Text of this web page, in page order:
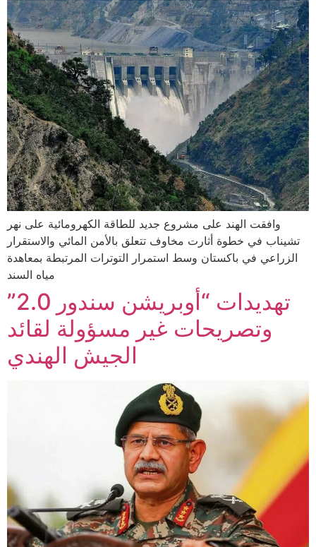
وافقت الهند على مشروع جديد للطاقة الكهرومائية على نهر
تشيناب في خطوة أثارت مخاوف تتعلق بالأمن المائي والاستقرار
الزراعي في باكستان وسط استمرار التوترات المرتبطة بمعاهدة
مياه السند
تهديدات “أوبريشن سندور 2.0”
وتصريحات غير مسؤولة لقائد
الجيش الهندي